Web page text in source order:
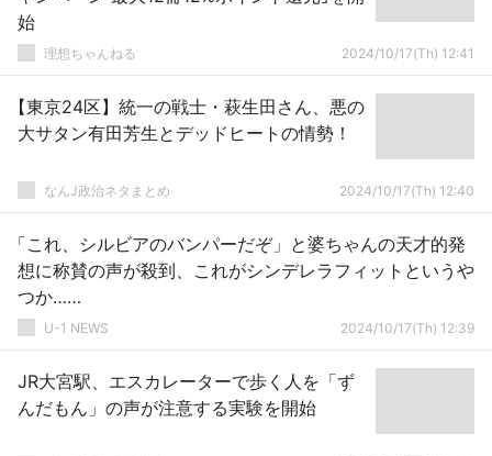
始
理想ちゃんねる 2024/10/17(Th) 12:41
【東京24区】統一の戦士・萩生田さん、悪の
大サタン有田芳生とデッドヒートの情勢！
なんJ政治ネタまとめ 2024/10/17(Th) 12:40
「これ、シルビアのバンパーだぞ」と婆ちゃんの天才的発
想に称賛の声が殺到、これがシンデレラフィットというや
つか……
U-1 NEWS 2024/10/17(Th) 12:39
JR大宮駅、エスカレーターで歩く人を「ず
んだもん」の声が注意する実験を開始